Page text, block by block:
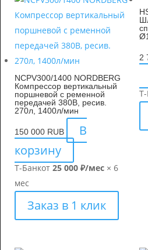
NCPV300/1400 NORDBERG
Компрессор вертикальный
поршневой с ременной
передачей 380В, ресив.
270л, 1400л/мин
150 000 RUB
В
корзину
Т-Банкот 25 000 ₽/мес × 6
мес
Заказ в 1 клик
2